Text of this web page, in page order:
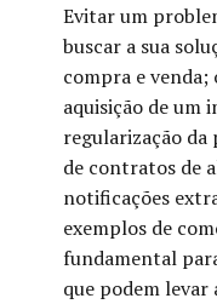
Evitar um
buscar a sua
compra e venda;
aquisição de um
regularização da
de contratos de
notificações
exemplos de
fundamental
que podem levar